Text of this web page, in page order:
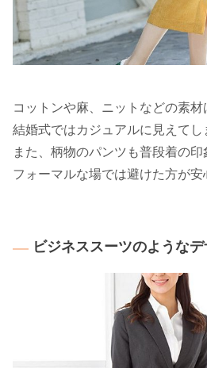
コットンや麻、ニットなどの素材
結婚式ではカジュアルに見えてし
また、柄物のパンツも普段着の印
フォーマルな場では避けた方が安
ビジネススーツのような